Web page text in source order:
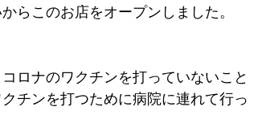
らこのお店をオープンしました。
ロナのワクチンを打っていないこと
チンを打つために病院に連れて行っ